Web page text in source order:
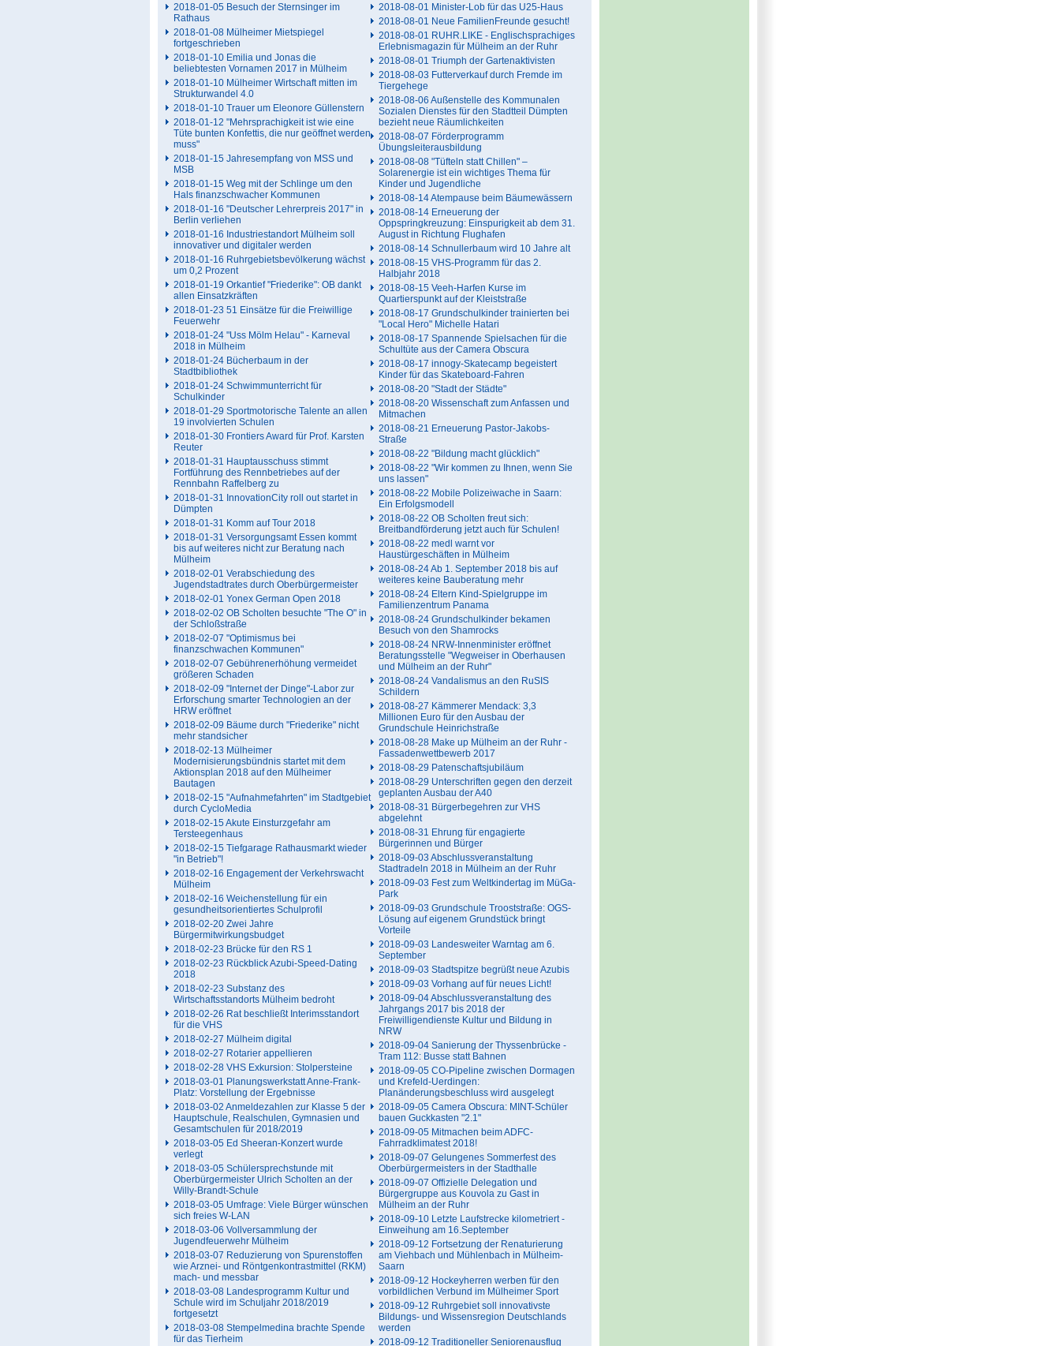
2018-01-05 Besuch der Sternsinger im
Rathaus
2018-01-08 Mülheimer Mietspiegel
fortgeschrieben
2018-01-10 Emilia und Jonas die
beliebtesten Vornamen 2017 in Mülheim
2018-01-10 Mülheimer Wirtschaft mitten im
Strukturwandel 4.0
2018-01-10 Trauer um Eleonore Güllenstern
2018-01-12 "Mehrsprachigkeit ist wie eine
Tüte bunten Konfettis, die nur geöffnet werden
muss"
2018-01-15 Jahresempfang von MSS und
MSB
2018-01-15 Weg mit der Schlinge um den
Hals finanzschwacher Kommunen
2018-01-16 "Deutscher Lehrerpreis 2017" in
Berlin verliehen
2018-01-16 Industriestandort Mülheim soll
innovativer und digitaler werden
2018-01-16 Ruhrgebietsbevölkerung wächst
um 0,2 Prozent
2018-01-19 Orkantief "Friederike": OB dankt
allen Einsatzkräften
2018-01-23 51 Einsätze für die Freiwillige
Feuerwehr
2018-01-24 "Uss Mölm Helau" - Karneval
2018 in Mülheim
2018-01-24 Bücherbaum in der
Stadtbibliothek
2018-01-24 Schwimmunterricht für
Schulkinder
2018-01-29 Sportmotorische Talente an allen
19 involvierten Schulen
2018-01-30 Frontiers Award für Prof. Karsten
Reuter
2018-01-31 Hauptausschuss stimmt
Fortführung des Rennbetriebes auf der
Rennbahn Raffelberg zu
2018-01-31 InnovationCity roll out startet in
Dümpten
2018-01-31 Komm auf Tour 2018
2018-01-31 Versorgungsamt Essen kommt
bis auf weiteres nicht zur Beratung nach
Mülheim
2018-02-01 Verabschiedung des
Jugendstadtrates durch Oberbürgermeister
2018-02-01 Yonex German Open 2018
2018-02-02 OB Scholten besuchte "The O" in
der Schloßstraße
2018-02-07 "Optimismus bei
finanzschwachen Kommunen"
2018-02-07 Gebührenerhöhung vermeidet
größeren Schaden
2018-02-09 "Internet der Dinge"-Labor zur
Erforschung smarter Technologien an der
HRW eröffnet
2018-02-09 Bäume durch "Friederike" nicht
mehr standsicher
2018-02-13 Mülheimer
Modernisierungsbündnis startet mit dem
Aktionsplan 2018 auf den Mülheimer
Bautagen
2018-02-15 "Aufnahmefahrten" im Stadtgebiet
durch CycloMedia
2018-02-15 Akute Einsturzgefahr am
Tersteegenhaus
2018-02-15 Tiefgarage Rathausmarkt wieder
"in Betrieb"!
2018-02-16 Engagement der Verkehrswacht
Mülheim
2018-02-16 Weichenstellung für ein
gesundheitsorientiertes Schulprofil
2018-02-20 Zwei Jahre
Bürgermitwirkungsbudget
2018-02-23 Brücke für den RS 1
2018-02-23 Rückblick Azubi-Speed-Dating
2018
2018-02-23 Substanz des
Wirtschaftsstandorts Mülheim bedroht
2018-02-26 Rat beschließt Interimsstandort
für die VHS
2018-02-27 Mülheim digital
2018-02-27 Rotarier appellieren
2018-02-28 VHS Exkursion: Stolpersteine
2018-03-01 Planungswerkstatt Anne-Frank-
Platz: Vorstellung der Ergebnisse
2018-03-02 Anmeldezahlen zur Klasse 5 der
Hauptschule, Realschulen, Gymnasien und
Gesamtschulen für 2018/2019
2018-03-05 Ed Sheeran-Konzert wurde
verlegt
2018-03-05 Schülersprechstunde mit
Oberbürgermeister Ulrich Scholten an der
Willy-Brandt-Schule
2018-03-05 Umfrage: Viele Bürger wünschen
sich freies W-LAN
2018-03-06 Vollversammlung der
Jugendfeuerwehr Mülheim
2018-03-07 Reduzierung von Spurenstoffen
wie Arznei- und Röntgenkontrastmittel (RKM)
mach- und messbar
2018-03-08 Landesprogramm Kultur und
Schule wird im Schuljahr 2018/2019
fortgesetzt
2018-03-08 Stempelmedina brachte Spende
für das Tierheim
2018-08-01 Minister-Lob für das U25-Haus
2018-08-01 Neue FamilienFreunde gesucht!
2018-08-01 RUHR.LIKE - Englischsprachiges
Erlebnismagazin für Mülheim an der Ruhr
2018-08-01 Triumph der Gartenaktivisten
2018-08-03 Futterverkauf durch Fremde im
Tiergehege
2018-08-06 Außenstelle des Kommunalen
Sozialen Dienstes für den Stadtteil Dümpten
bezieht neue Räumlichkeiten
2018-08-07 Förderprogramm
Übungsleiterausbildung
2018-08-08 "Tüfteln statt Chillen" –
Solarenergie ist ein wichtiges Thema für
Kinder und Jugendliche
2018-08-14 Atempause beim Bäumewässern
2018-08-14 Erneuerung der
Oppspringkreuzung: Einspurigkeit ab dem 31.
August in Richtung Flughafen
2018-08-14 Schnullerbaum wird 10 Jahre alt
2018-08-15 VHS-Programm für das 2.
Halbjahr 2018
2018-08-15 Veeh-Harfen Kurse im
Quartierspunkt auf der Kleiststraße
2018-08-17 Grundschulkinder trainierten bei
"Local Hero" Michelle Hatari
2018-08-17 Spannende Spielsachen für die
Schultüte aus der Camera Obscura
2018-08-17 innogy-Skatecamp begeistert
Kinder für das Skateboard-Fahren
2018-08-20 "Stadt der Städte"
2018-08-20 Wissenschaft zum Anfassen und
Mitmachen
2018-08-21 Erneuerung Pastor-Jakobs-
Straße
2018-08-22 "Bildung macht glücklich"
2018-08-22 "Wir kommen zu Ihnen, wenn Sie
uns lassen"
2018-08-22 Mobile Polizeiwache in Saarn:
Ein Erfolgsmodell
2018-08-22 OB Scholten freut sich:
Breitbandförderung jetzt auch für Schulen!
2018-08-22 medl warnt vor
Haustürgeschäften in Mülheim
2018-08-24 Ab 1. September 2018 bis auf
weiteres keine Bauberatung mehr
2018-08-24 Eltern Kind-Spielgruppe im
Familienzentrum Panama
2018-08-24 Grundschulkinder bekamen
Besuch von den Shamrocks
2018-08-24 NRW-Innenminister eröffnet
Beratungsstelle "Wegweiser in Oberhausen
und Mülheim an der Ruhr"
2018-08-24 Vandalismus an den RuSIS
Schildern
2018-08-27 Kämmerer Mendack: 3,3
Millionen Euro für den Ausbau der
Grundschule Heinrichstraße
2018-08-28 Make up Mülheim an der Ruhr -
Fassadenwettbewerb 2017
2018-08-29 Patenschaftsjubiläum
2018-08-29 Unterschriften gegen den derzeit
geplanten Ausbau der A40
2018-08-31 Bürgerbegehren zur VHS
abgelehnt
2018-08-31 Ehrung für engagierte
Bürgerinnen und Bürger
2018-09-03 Abschlussveranstaltung
Stadtradeln 2018 in Mülheim an der Ruhr
2018-09-03 Fest zum Weltkindertag im MüGa-
Park
2018-09-03 Grundschule Trooststraße: OGS-
Lösung auf eigenem Grundstück bringt
Vorteile
2018-09-03 Landesweiter Warntag am 6.
September
2018-09-03 Stadtspitze begrüßt neue Azubis
2018-09-03 Vorhang auf für neues Licht!
2018-09-04 Abschlussveranstaltung des
Jahrgangs 2017 bis 2018 der
Freiwilligendienste Kultur und Bildung in
NRW
2018-09-04 Sanierung der Thyssenbrücke -
Tram 112: Busse statt Bahnen
2018-09-05 CO-Pipeline zwischen Dormagen
und Krefeld-Uerdingen:
Planänderungsbeschluss wird ausgelegt
2018-09-05 Camera Obscura: MINT-Schüler
bauen Guckkasten "2.1"
2018-09-05 Mitmachen beim ADFC-
Fahrradklimatest 2018!
2018-09-07 Gelungenes Sommerfest des
Oberbürgermeisters in der Stadthalle
2018-09-07 Offizielle Delegation und
Bürgergruppe aus Kouvola zu Gast in
Mülheim an der Ruhr
2018-09-10 Letzte Laufstrecke kilometriert -
Einweihung am 16.September
2018-09-12 Fortsetzung der Renaturierung
am Viehbach und Mühlenbach in Mülheim-
Saarn
2018-09-12 Hockeyherren werben für den
vorbildlichen Verbund im Mülheimer Sport
2018-09-12 Ruhrgebiet soll innovativste
Bildungs- und Wissensregion Deutschlands
werden
2018-09-12 Traditioneller Seniorenausflug